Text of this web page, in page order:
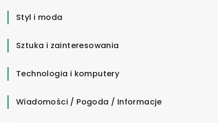
Styl i moda
Sztuka i zainteresowania
Technologia i komputery
Wiadomości / Pogoda / Informacje